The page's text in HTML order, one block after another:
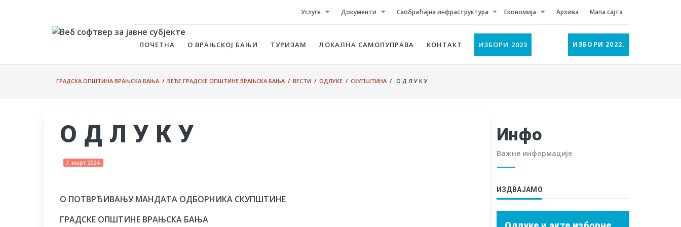
Услуге Документи Саобраћајна инфраструктура Економија Архива Мапа сајта
ПОЧЕТНА О ВРАЊСКОЈ БАЊИ ТУРИЗАМ ЛОКАЛНА САМОПУПРАВА КОНТАКТ ИЗБОРИ 2023 ИЗБОРИ 2022.
ГРАДСКА ОПШТИНА ВРАЊСКА БАЊА / ВЕЋЕ ГРАДСКЕ ОПШТИНЕ ВРАЊСКА БАЊА / ВЕСТИ / ОДЛУКЕ / СКУПШТИНА / О Д Л У К У
О Д Л У К У
7. март 2024.
О ПОТВРЂИВАЊУ МАНДАТА ОДБОРНИКА СКУПШТИНЕ
ГРАДСКЕ ОПШТИНЕ ВРАЊСКА БАЊА
Инфо
Важне информације
ИЗДВАЈАМО